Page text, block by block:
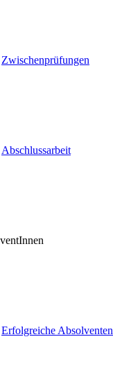
Zwischenprüfungen
Abschlussarbeit
Erfolgreiche Absolventen